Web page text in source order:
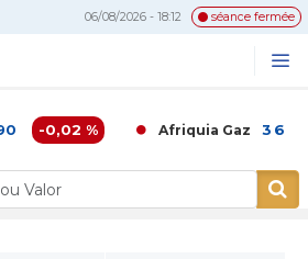
06/08/2026 - 18:12 séance fermée
-0,02 % Afriquia Gaz 3